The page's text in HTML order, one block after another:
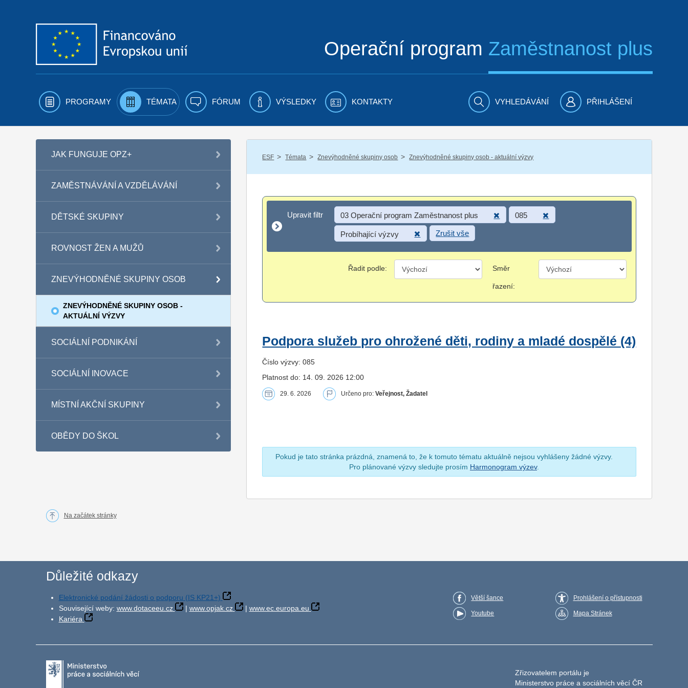
Operační program Zaměstnanost plus
PROGRAMY TÉMATA FÓRUM VÝSLEDKY KONTAKTY VYHLEDÁVÁNÍ PŘIHLÁŠENÍ
JAK FUNGUJE OPZ+
ZAMĚSTNÁVÁNÍ A VZDĚLÁVÁNÍ
DĚTSKÉ SKUPINY
ROVNOST ŽEN A MUŽŮ
ZNEVÝHODNĚNÉ SKUPINY OSOB
ZNEVÝHODNĚNÉ SKUPINY OSOB -
AKTUÁLNÍ VÝZVY
SOCIÁLNÍ PODNIKÁNÍ
SOCIÁLNÍ INOVACE
MÍSTNÍ AKČNÍ SKUPINY
OBĚDY DO ŠKOL
ESF / Témata / Znevýhodněné skupiny osob / Znevýhodněné skupiny osob - aktuální výzvy
Upravit filtr
Upravit filtr 03 Operační program Zaměstnanost plus 085
Probíhající výzvy Zrušit vše
Řadit podle: Směr
řazení:
Podpora služeb pro ohrožené děti, rodiny a mladé dospělé (4)
Číslo výzvy: 085
Platnost do: 14. 09. 2026 12:00
29. 6. 2026 Určeno pro:Veřejnost, Žadatel
Pokud je tato stránka prázdná, znamená to, že k tomuto tématu aktuálně nejsou vyhlášeny žádné výzvy.
Pro plánované výzvy sledujte prosím Harmonogram výzev.
Na začátek stránky
Důležité odkazy
Elektronické podání žádosti o podporu (IS KP21+)
Související weby: www.dotaceeu.cz | www.opjak.cz | www.ec.europa.eu
Kariéra
Větší šance
Youtube
Prohlášení o přístupnosti
Mapa Stránek
Zřizovatelem portálu je
Ministerstvo práce a sociálních věcí ČR